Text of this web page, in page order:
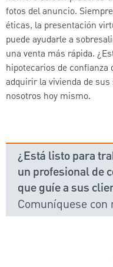
fotos del anuncio.
éticas, la presentación
puede ayudarle a
una venta más rápida.
hipotecarios de confianza
adquirir la vivienda de
nosotros hoy mismo.
¿Está listo para
un profesional de
que guíe a sus
Comuníquese con